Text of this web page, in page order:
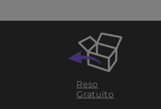
Reso
Gratuito